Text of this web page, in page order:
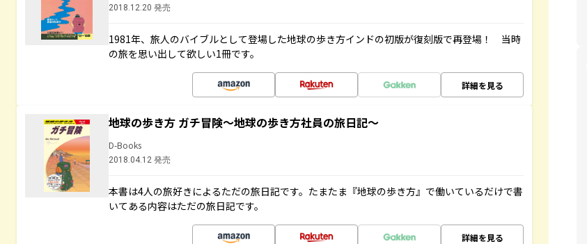
2018.12.20 発売
1981年、旅人のバイブルとして登場した地球の歩き方インドの初版が復刻版で再登場！ 当時
の旅を思い出して欲しい1冊です。
詳細を見る
地球の歩き方 ガチ冒険～地球の歩き方社員の旅日記～
D-Books
2018.04.12 発売
本書は4人の旅好きによるただの旅日記です。たまたま『地球の歩き方』で働いているだけで書
いてある内容はただの旅日記です。
詳細を見る